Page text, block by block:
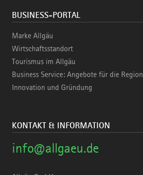
BUSINESS-PORTAL
Marke Allgäu
Wirtschaftsstandort
Tourismus im Allgäu
Business Service: Angebote für die Region
Innovation und Gründung
KONTAKT & INFORMATION
info@allgaeu.de